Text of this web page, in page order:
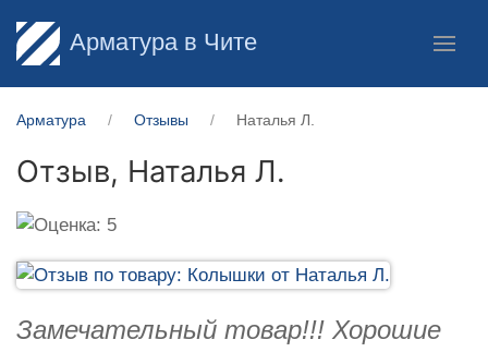
Арматура в Чите
Арматура Отзывы Наталья Л.
Отзыв, Наталья Л.
Замечательный товар!!! Хорошие